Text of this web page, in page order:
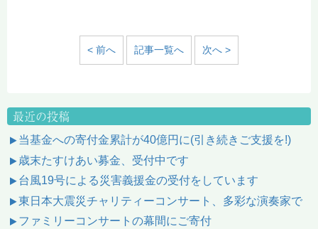
< 前へ 記事一覧へ 次へ >
最近の投稿
当基金への寄付金累計が40億円に(引き続きご支援を!)
歳末たすけあい募金、受付中です
台風19号による災害義援金の受付をしています
東日本大震災チャリティーコンサート、多彩な演奏家で
ファミリーコンサートの幕間にご寄付